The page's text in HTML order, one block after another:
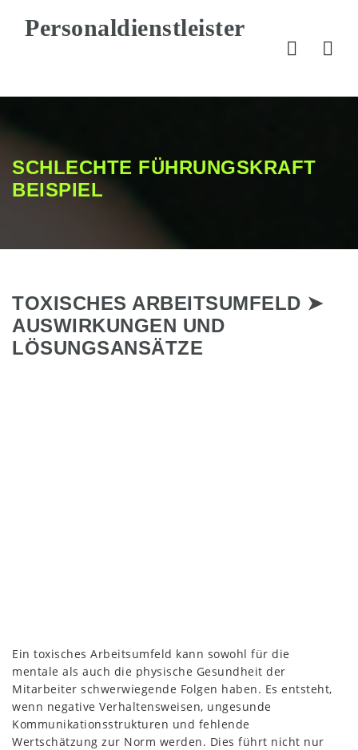
SCHLECHTE FÜHRUNGSKRAFT
BEISPIEL
TOXISCHES ARBEITSUMFELD ➤
AUSWIRKUNGEN UND
LÖSUNGSANSÄTZE
Ein toxisches Arbeitsumfeld kann sowohl für die
mentale als auch die physische Gesundheit der
Mitarbeiter schwerwiegende Folgen haben. Es entsteht,
wenn negative Verhaltensweisen, ungesunde
Kommunikationsstrukturen und fehlende
Wertschätzung zur Norm werden. Dies führt nicht nur